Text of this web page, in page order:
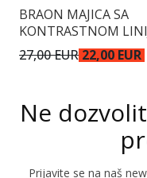
BRAON MAJICA SA
KONTRASTNOM
27,00 EUR 22,00 EUR
Ne
Prijavite se na naš